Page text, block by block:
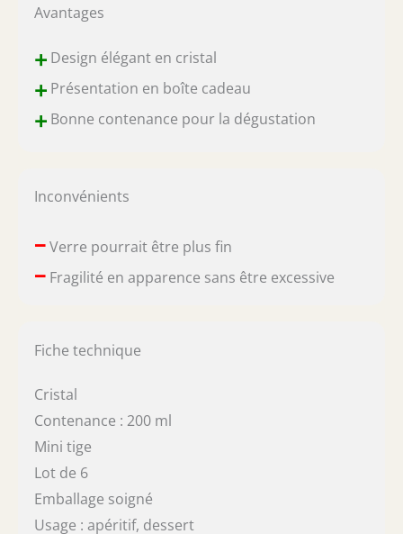
Avantages
+Design élégant en cristal
+Présentation en boîte cadeau
+Bonne contenance pour la dégustation
Inconvénients
–Verre pourrait être plus fin
–Fragilité en apparence sans être excessive
Fiche technique
Cristal
Contenance : 200 ml
Mini tige
Lot de 6
Emballage soigné
Usage : apéritif, dessert